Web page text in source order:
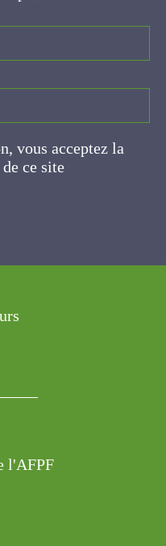
vous acceptez la
de ce site
l'AFPF